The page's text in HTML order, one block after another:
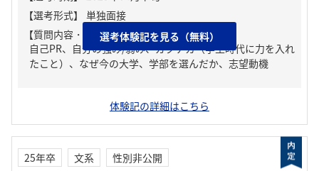
【質問内容・課題】
自己PR、自分の強み/弱み、ガクチカ（学生時代に力を入れ
たこと）、なぜ今の大学、学部を選んだか、志望動機
選考体験記を見る（無料）
体験記の詳細はこちら
25年卒 文系
性別非公開